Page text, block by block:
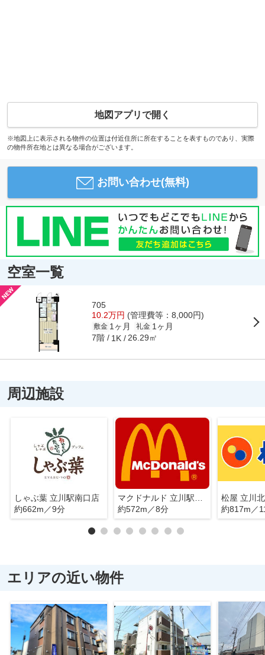
地図アプリで開く
※地図上に表示される物件の位置は付近住所に所在することを表すものであり、実際
の物件所在地とは異なる場合がございます。
お問い合わせ(無料)
空室一覧
705
10.2万円 (管理費等：8,000円)
敷金 1ヶ月 礼金 1ヶ月
7階 1K 26.29㎡
周辺施設
しゃぶ葉 立川駅南口店
約662m／9分
マクドナルド 立川駅南口店
約572m／8分
松屋 立川
約817m／
エリアの近い物件